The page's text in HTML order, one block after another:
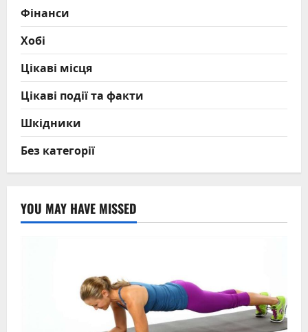
Фінанси
Хобі
Цікаві місця
Цікаві події та факти
Шкідники
Без категорії
YOU MAY HAVE MISSED